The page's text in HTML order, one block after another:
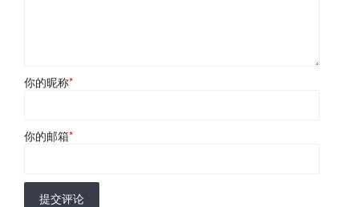
你的昵称*
你的邮箱*
提交评论